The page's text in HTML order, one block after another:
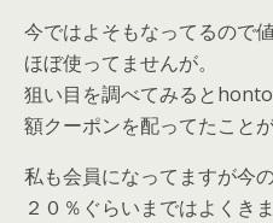
今ではよそもなってるので
ほぼ使ってませんが。
狙い目を調べてみると
額クーポンを配ってたこと
私も会員になってますが今
２０％ぐらいまではよくきま